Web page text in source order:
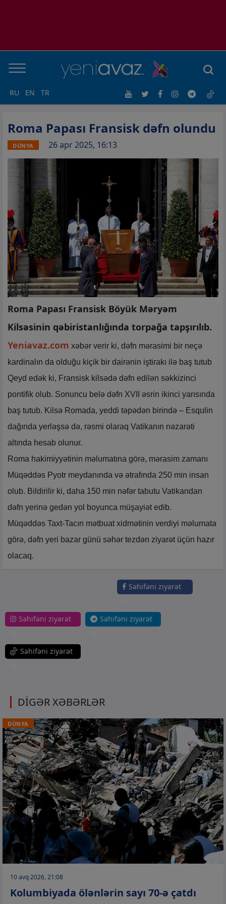
RU EN TR
Roma Papası Fransisk dəfn olundu
DÜNYA 26 apr 2025, 16:13
Roma Papası Fransisk Böyük Məryəm
Kilsəsinin qəbiristanlığında torpağa tapşırılıb.
Yeniavaz.com xəbər verir ki, dəfn mərasimi bir neçə
kardinalın da olduğu kiçik bir dairənin iştirakı ilə baş tutub
Qeyd edək ki, Fransisk kilsədə dəfn edilən səkkizinci
pontifik olub. Sonuncu belə dəfn XVII əsrin ikinci yarısında
baş tutub. Kilsə Romada, yeddi təpədən birində – Esqulin
dağında yerləşsə də, rəsmi olaraq Vatikanın nəzarəti
altında hesab olunur.
Roma hakimiyyətinin məlumatına görə, mərasim zamanı
Müqəddəs Pyotr meydanında və ətrafında 250 min insan
olub. Bildirilir ki, daha 150 min nəfər tabutu Vatikandan
dəfn yerinə gedən yol boyunca müşayiət edib.
Müqəddəs Taxt-Tacın mətbuat xidmətinin verdiyi məlumata
görə, dəfn yeri bazar günü səhər tezdən ziyarət üçün hazır
olacaq.
Səhifəni ziyarət
Səhifəni ziyarət
Səhifəni ziyarət
Səhifəni ziyarət
DİGƏR XƏBƏRLƏR
DÜNYA
10 avq 2026, 21:08
Kolumbiyada ölənlərin sayı 70-ə çatdı